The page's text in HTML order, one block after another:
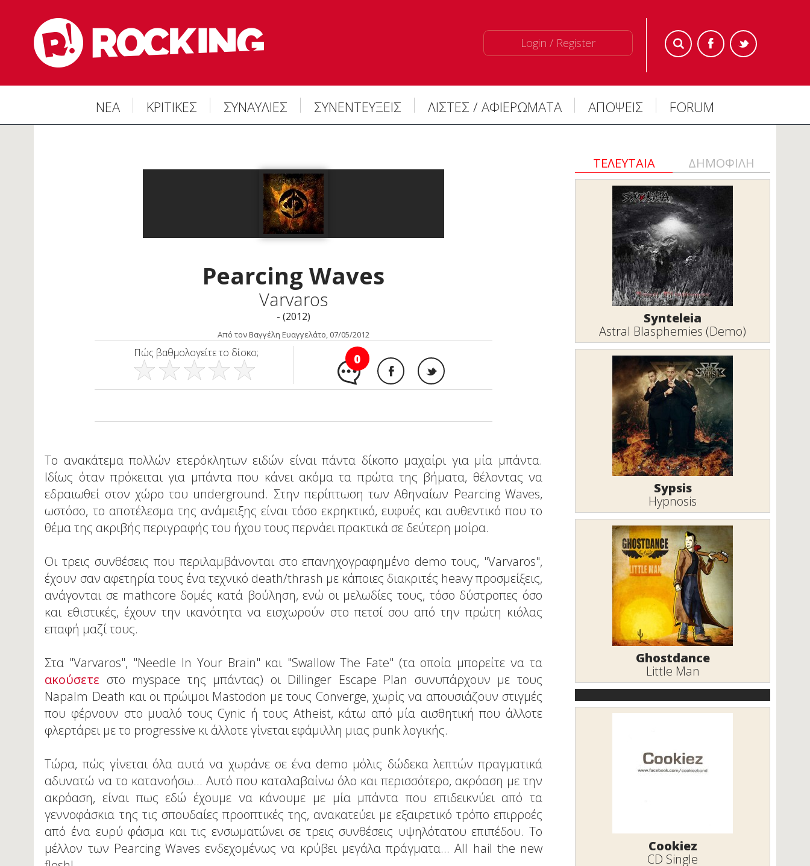
Login / Register
ΝΕΑ ΚΡΙΤΙΚΕΣ ΣΥΝΑΥΛΙΕΣ ΣΥΝΕΝΤΕΥΞΕΙΣ ΛΙΣΤΕΣ / ΑΦΙΕΡΩΜΑΤΑ ΑΠΟΨΕΙΣ FORUM
Pearcing Waves
Varvaros
- (2012)
Από τον Βαγγέλη Ευαγγελάτο, 07/05/2012
Πώς βαθμολογείτε το δίσκο; 0
Το ανακάτεμα πολλών ετερόκλητων ειδών είναι πάντα δίκοπο μαχαίρι για μία μπάντα.
Ιδίως όταν πρόκειται για μπάντα που κάνει ακόμα τα πρώτα της βήματα, θέλοντας να
εδραιωθεί στον χώρο του underground. Στην περίπτωση των Αθηναίων Pearcing Waves,
ωστόσο, το αποτέλεσμα της ανάμειξης είναι τόσο εκρηκτικό, ευφυές και αυθεντικό που το
θέμα της ακριβής περιγραφής του ήχου τους περνάει πρακτικά σε δεύτερη μοίρα.
Οι τρεις συνθέσεις που περιλαμβάνονται στο επανηχογραφημένο demo τους, "Varvaros",
έχουν σαν αφετηρία τους ένα τεχνικό death/thrash με κάποιες διακριτές heavy προσμείξεις,
ανάγονται σε mathcore δομές κατά βούληση, ενώ οι μελωδίες τους, τόσο δύστροπες όσο
και εθιστικές, έχουν την ικανότητα να εισχωρούν στο πετσί σου από την πρώτη κιόλας
επαφή μαζί τους.
Στα "Varvaros", "Needle In Your Brain" και "Swallow The Fate" (τα οποία μπορείτε να τα
ακούσετε στο myspace της μπάντας) οι Dillinger Escape Plan συνυπάρχουν με τους
Napalm Death και οι πρώιμοι Mastodon με τους Converge, χωρίς να απουσιάζουν στιγμές
που φέρνουν στο μυαλό τους Cynic ή τους Atheist, κάτω από μία αισθητική που άλλοτε
φλερτάρει με το progressive κι άλλοτε γίνεται εφάμιλλη μιας punk λογικής.
Τώρα, πώς γίνεται όλα αυτά να χωράνε σε ένα demo μόλις δώδεκα λεπτών πραγματικά
αδυνατώ να το κατανοήσω... Αυτό που καταλαβαίνω όλο και περισσότερο, ακρόαση με την
ακρόαση, είναι πως εδώ έχουμε να κάνουμε με μία μπάντα που επιδεικνύει από τα
γεννοφάσκια της τις σπουδαίες προοπτικές της, ανακατεύει με εξαιρετικό τρόπο επιρροές
από ένα ευρύ φάσμα και τις ενσωματώνει σε τρεις συνθέσεις υψηλότατου επιπέδου. Το
μέλλον των Pearcing Waves ενδεχομένως να κρύβει μεγάλα πράγματα... All hail the new
ΤΕΛΕΥΤΑΙΑ ΔΗΜΟΦΙΛΗ
Synteleia
Astral Blasphemies (Demo)
Sypsis
Hypnosis
Ghostdance
Little Man
Cookiez
CD Single